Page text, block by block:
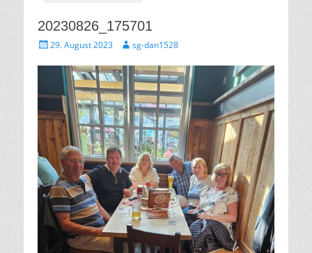
20230826_175701
Gepostet
29. August 2023 Autorsg-dan1528